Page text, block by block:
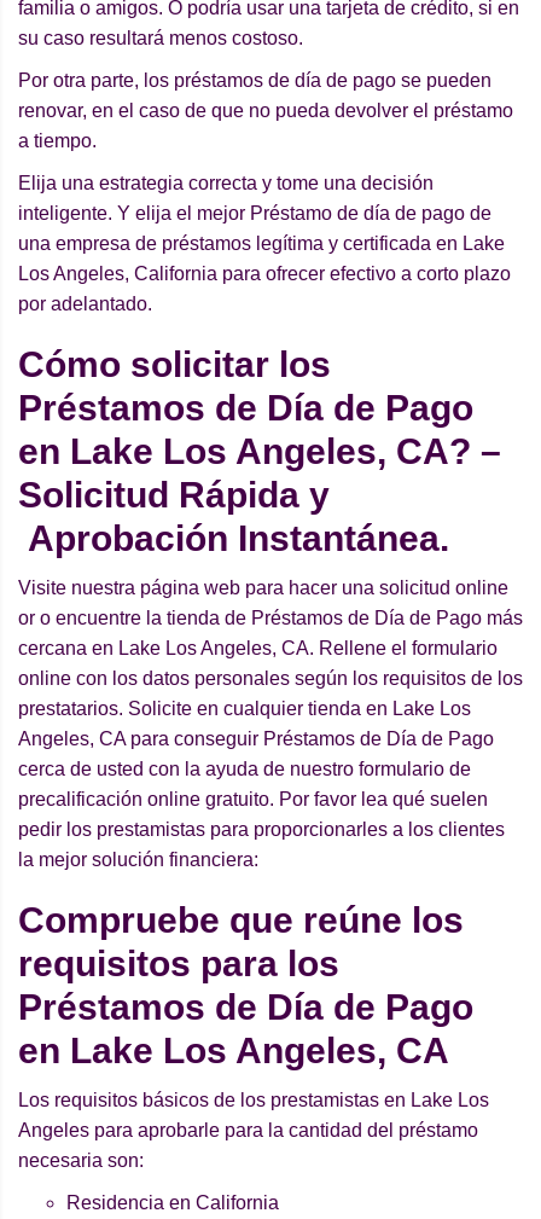
familia o amigos. O podría usar una tarjeta de crédito, si en
su caso resultará menos costoso.
Por otra parte, los préstamos de día de pago se pueden
renovar, en el caso de que no pueda devolver el préstamo
a tiempo.
Elija una estrategia correcta y tome una decisión
inteligente. Y elija el mejor Préstamo de día de pago de
una empresa de préstamos legítima y certificada en Lake
Los Angeles, California para ofrecer efectivo a corto plazo
por adelantado.
Cómo solicitar los
Préstamos de Día de Pago
en Lake Los Angeles, CA? –
Solicitud Rápida y
Aprobación Instantánea.
Visite nuestra página web para hacer una solicitud online
or o encuentre la tienda de Préstamos de Día de Pago más
cercana en Lake Los Angeles, CA. Rellene el formulario
online con los datos personales según los requisitos de los
prestatarios. Solicite en cualquier tienda en Lake Los
Angeles, CA para conseguir Préstamos de Día de Pago
cerca de usted con la ayuda de nuestro formulario de
precalificación online gratuito. Por favor lea qué suelen
pedir los prestamistas para proporcionarles a los clientes
la mejor solución financiera:
Compruebe que reúne los
requisitos para los
Préstamos de Día de Pago
en Lake Los Angeles, CA
Los requisitos básicos de los prestamistas en Lake Los
Angeles para aprobarle para la cantidad del préstamo
necesaria son:
Residencia en California